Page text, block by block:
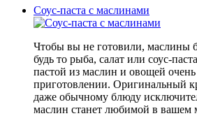
Соус-паста с маслинами
Чтобы вы не готовили, маслины
будь то рыба, салат или соус-
пастой из маслин и овощей
приготовлении. Оригинальный
даже обычному блюду
маслин станет любимой в вашем